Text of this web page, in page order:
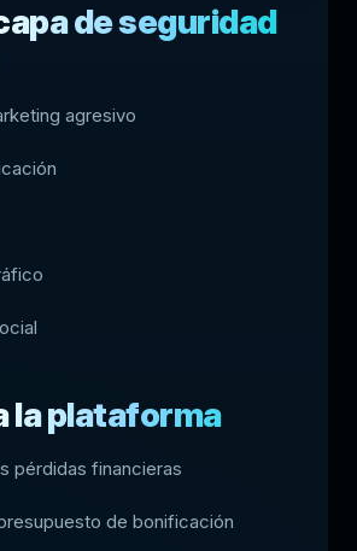
de seguridad
agresivo
la plataforma
pérdidas financieras
de bonificación